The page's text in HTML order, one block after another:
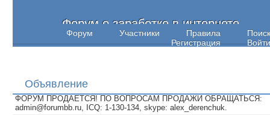
Форум о заработке в интернете
Форум Участники Правила
Поиск
Регистрация
Войти
Объявление
ФОРУМ ПРОДАЕТСЯ! ПО ВОПРОСАМ ПРОДАЖИ ОБРАЩАТЬСЯ:
admin@forumbb.ru, ICQ: 1-130-134, skype: alex_derenchuk.